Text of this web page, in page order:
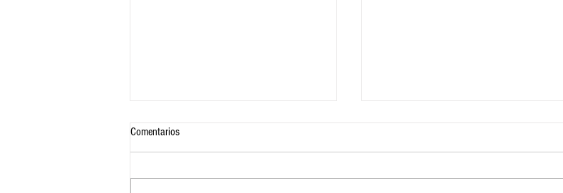
Comentarios